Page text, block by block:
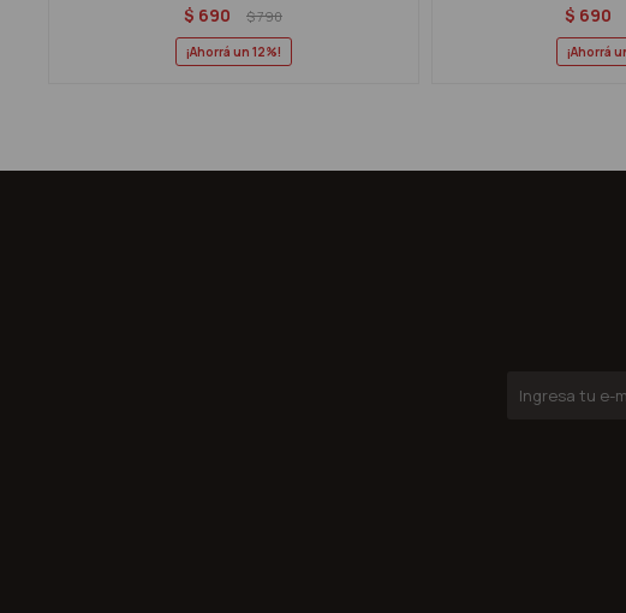
$ 690 $790
12
$ 690